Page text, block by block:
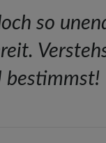
so
bestimmst!